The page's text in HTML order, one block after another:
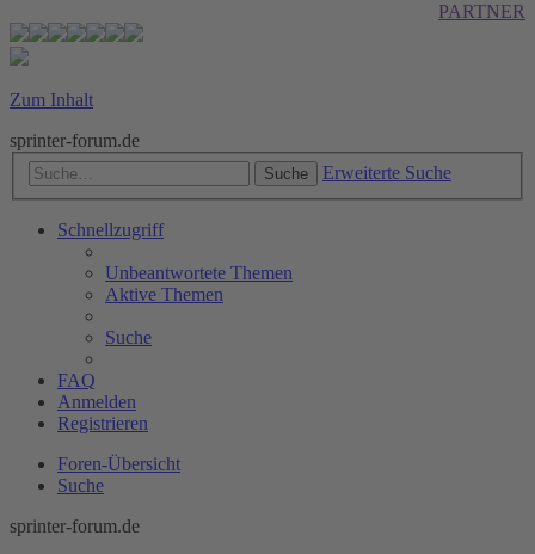
PARTNER
Zum Inhalt
sprinter-forum.de
Suche Erweiterte Suche
Schnellzugriff
Unbeantwortete Themen
Aktive Themen
Suche
FAQ
Anmelden
Registrieren
Foren-Übersicht
Suche
sprinter-forum.de